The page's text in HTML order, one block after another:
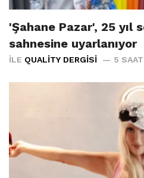
'Şahane Pazar', 25 yıl
sahnesine uyarlanıyor
İLE QUALITY DERGISI 5